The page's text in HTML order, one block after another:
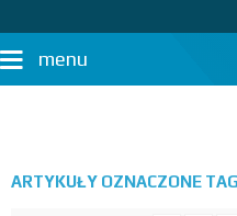
menu
ARTYKUŁY OZNACZONE